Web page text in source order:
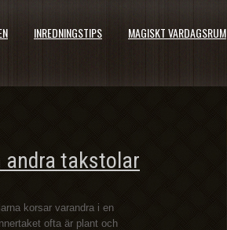
INREDNINGSTIPS MAGISKT VARDAGSRUM
takstolar
korsar varandra i en
ofta är plant och